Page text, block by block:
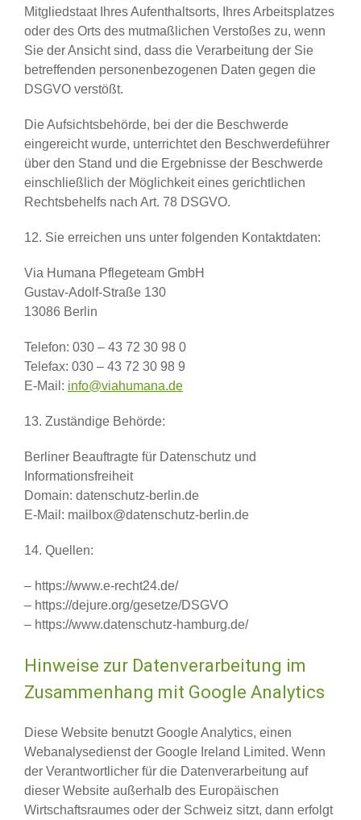
Mitgliedstaat Ihres Aufenthaltsorts, Ihres Arbeitsplatzes
oder des Orts des mutmaßlichen Verstoßes zu, wenn
Sie der Ansicht sind, dass die Verarbeitung der Sie
betreffenden personenbezogenen Daten gegen die
DSGVO verstößt.
Die Aufsichtsbehörde, bei der die Beschwerde
eingereicht wurde, unterrichtet den Beschwerdeführer
über den Stand und die Ergebnisse der Beschwerde
einschließlich der Möglichkeit eines gerichtlichen
Rechtsbehelfs nach Art. 78 DSGVO.
12. Sie erreichen uns unter folgenden Kontaktdaten:
Via Humana Pflegeteam GmbH
Gustav-Adolf-Straße 130
13086 Berlin
Telefon: 030 – 43 72 30 98 0
Telefax: 030 – 43 72 30 98 9
E-Mail: info@viahumana.de
13. Zuständige Behörde:
Berliner Beauftragte für Datenschutz und
Informationsfreiheit
Domain: datenschutz-berlin.de
E-Mail: mailbox@datenschutz-berlin.de
14. Quellen:
– https://www.e-recht24.de/
– https://dejure.org/gesetze/DSGVO
– https://www.datenschutz-hamburg.de/
Hinweise zur Datenverarbeitung im
Zusammenhang mit Google Analytics
Diese Website benutzt Google Analytics, einen
Webanalysedienst der Google Ireland Limited. Wenn
der Verantwortlicher für die Datenverarbeitung auf
dieser Website außerhalb des Europäischen
Wirtschaftsraumes oder der Schweiz sitzt, dann erfolgt